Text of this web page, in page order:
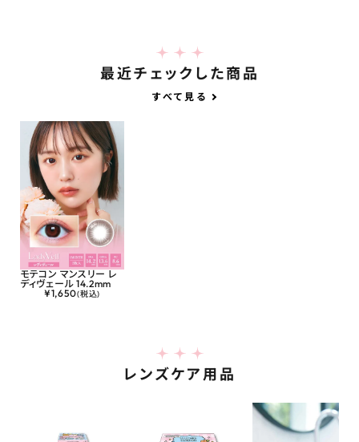
最近チェックした商品
すべて見る
モテコン マンスリー レ
ディヴェール 14.2mm
¥1,650(税込)
レンズケア用品